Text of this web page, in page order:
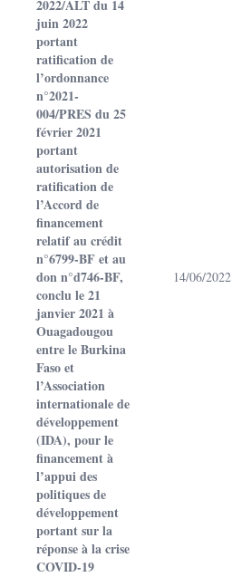
2022/ALT du 14
juin 2022
portant
ratification de
l’ordonnance
n°2021-
004/PRES du 25
février 2021
portant
autorisation de
ratification de
l’Accord de
financement
relatif au crédit
n°6799-BF et au
don n°d746-BF,
conclu le 21
janvier 2021 à
Ouagadougou
entre le Burkina
Faso et
l’Association
internationale de
développement
(IDA), pour le
financement à
l’appui des
politiques de
développement
portant sur la
réponse à la crise
COVID-19
14/06/2022